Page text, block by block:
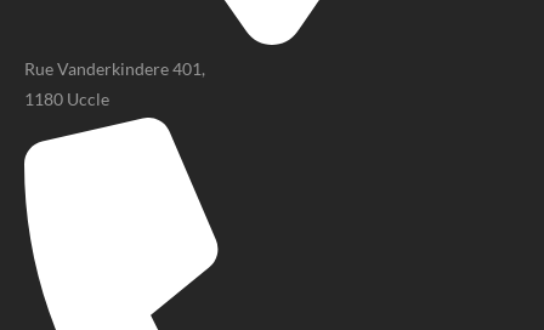
Rue Vanderkindere 401,
1180 Uccle